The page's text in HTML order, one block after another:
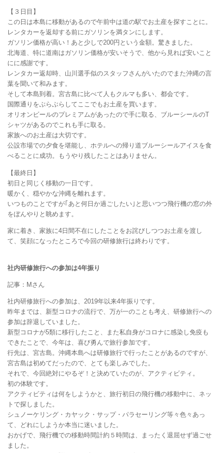
【３日目】
この日は本島に移動があるので午前中は道の駅でお土産を探すことに。
レンタカーを返却する前にガソリンを満タンにします。
ガソリン価格が高い！あと少しで200円という金額。驚きました。
北海道、特に道南はガソリン価格が安いそうで、他から見れば安いこと
にに感謝です。
レンタカー返却時、山川選手似のスタッフさんがいたのでまた沖縄の言
葉を聞いて和みます。
そして本島到着。宮古島に比べて人もクルマも多い、都会です。
国際通りをぶらぶらしてここでもお土産を買います。
オリオンビールのプレミアムがあったので手に取る、ブルーシールのT
シャツがあるのでこれも手に取る。
家族へのお土産は大切です。
公設市場での夕食を堪能し、ホテルへの帰り道ブルーシールアイスを食
べることに成功。もうやり残したことはありません。
【最終日】
初日と同じく移動の一日です。
暖かく、穏やかな沖縄を離れます。
いつものことですが｢あと何日か過ごしたい｣と思いつつ飛行機の窓の外
をぼんやりと眺めます。
家に着き、家族に4日間不在にしたことをお詫びしつつお土産を渡し
て、笑顔になったところで今回の研修旅行は終わりです。
社内研修旅行への参加は4年振り
記事：Mさん
社内研修旅行への参加は、2019年以来4年振りです。
昨年までは、新型コロナの流行で、万が一のことも考え、研修旅行への
参加は辞退していました。
新型コロナが5類に移行したこと、また私自身がコロナに感染し免疫も
できたことで、今年は、喜び勇んで旅行参加です。
行先は、宮古島。沖縄本島へは研修旅行で行ったことがあるのですが、
宮古島は初めてだったので、とても楽しみでした。
それで、今回絶対にやるぞ！と決めていたのが、アクティビティ。
初の体験です。
アクティビティは何をしようかと、旅行初日の飛行機の移動中に、ネッ
トで探しました。
シュノーケリング・カヤック・サップ・パラセーリング等々色々あっ
て、どれにしようか本当に迷いました。
おかげで、飛行機での移動時間計約５時間は、まったく退屈せず過ごせ
ました。